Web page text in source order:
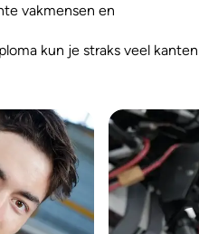
vakmensen en
kun je straks veel kanten